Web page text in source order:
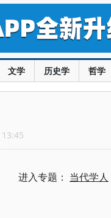
文学 历史学 哲学
进入专题： 当代学人